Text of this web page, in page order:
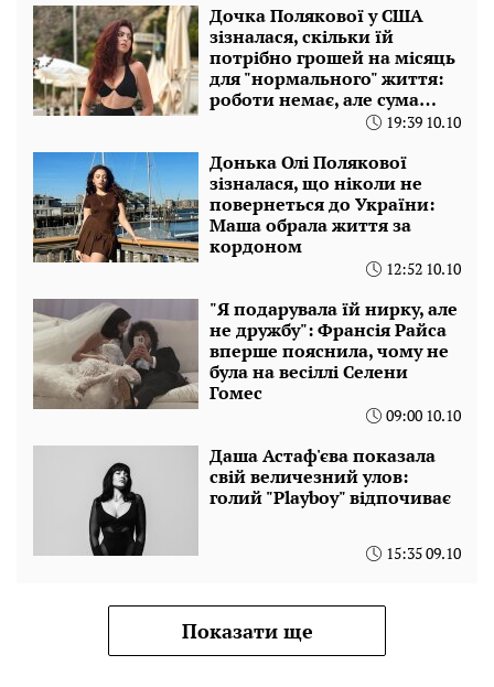
Дочка Полякової у США
зізналася, скільки їй
потрібно грошей на місяць
для "нормального" життя:
роботи немає, але сума…
19:39 10.10
Донька Олі Полякової
зізналася, що ніколи не
повернеться до України:
Маша обрала життя за
кордоном
12:52 10.10
"Я подарувала їй нирку, але
не дружбу": Франсія Райса
вперше пояснила, чому не
була на весіллі Селени
Гомес
09:00 10.10
Даша Астаф'єва показала
свій величезний улов:
голий "Playboy" відпочиває
15:35 09.10
Показати ще